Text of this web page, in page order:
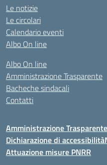
Le notizie
Le circolari
Calendario eventi
Albo On line
Albo On line
Amministrazione Trasparente
Bacheche sindacali
Contatti
Amministrazione Trasparente
Dichiarazione di accessibilità
Attuazione misure PNRR